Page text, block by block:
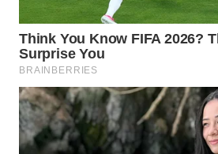
WAHANA
LISTRIK
WAHANA
WAHANA
TV